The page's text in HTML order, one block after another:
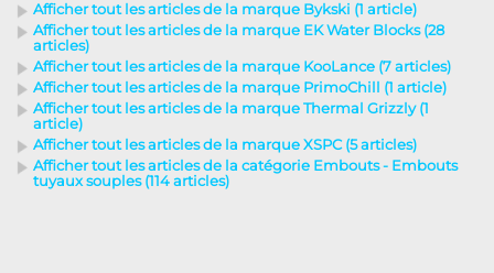
Afficher tout les articles de la marque Bykski (1 article)
Afficher tout les articles de la marque EK Water Blocks (28
articles)
Afficher tout les articles de la marque KooLance (7 articles)
Afficher tout les articles de la marque PrimoChill (1 article)
Afficher tout les articles de la marque Thermal Grizzly (1
article)
Afficher tout les articles de la marque XSPC (5 articles)
Afficher tout les articles de la catégorie Embouts - Embouts
tuyaux souples (114 articles)